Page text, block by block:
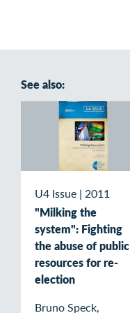
See also:
U4 Issue | 2011
"Milking the
system": Fighting
the abuse of public
resources for re-
election
Bruno Speck,